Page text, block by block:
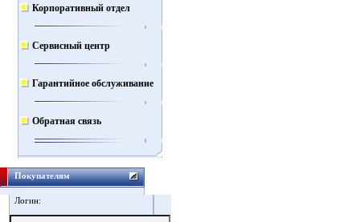
Корпоративный отдел
Сервисный центр
Гарантийное обслуживание
Обратная связь
Покупателям
Логин: